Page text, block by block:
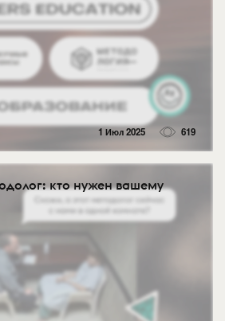
1 Июл 2025 619
кто нужен вашему